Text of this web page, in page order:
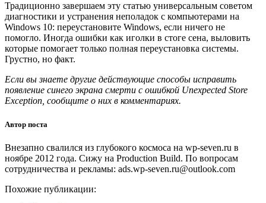
Традиционно завершаем эту статью универсальным советом
диагностики и устранения неполадок с компьютерами на
Windows 10: переустановите Windows, если ничего не
помогло. Иногда ошибки как иголки в стоге сена, выловить
которые помогает только полная переустановка системы.
Грустно, но факт.
Если вы знаете другие действующие способы исправить
появление синего экрана смерти с ошибкой Unexpected Store
Exception, сообщите о них в комментариях.
Автор поста
Внезапно свалился из глубокого космоса на wp-seven.ru в
ноябре 2012 года. Сижу на Production Build. По вопросам
сотрудничества и рекламы: ads.wp-seven.ru@outlook.com
Похожие публикации: